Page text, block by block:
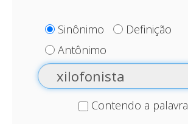
Sinônimo
Definição
Antônimo
Contendo a palavra